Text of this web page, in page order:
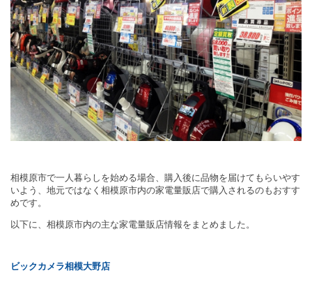
相模原市で一人暮らしを始める場合、購入後に品物を届けてもらいやす
いよう、地元ではなく相模原市内の家電量販店で購入されるのもおすす
めです。
以下に、相模原市内の主な家電量販店情報をまとめました。
ビックカメラ相模大野店